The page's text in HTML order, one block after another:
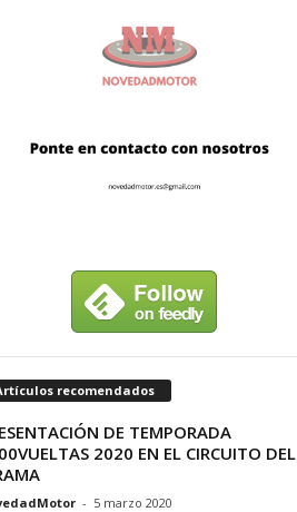
recomendados
DE TEMPORADA
2020 EN EL CIRCUITO DEL
- 5 marzo 2020